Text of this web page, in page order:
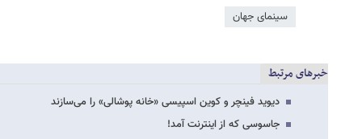
سینمای جهان
خبرهای مرتبط
دیوید فینچر و کوین اسپیسی «خانه پوشالی» را می‌سازند
جاسوسی که از اینترنت آمد!